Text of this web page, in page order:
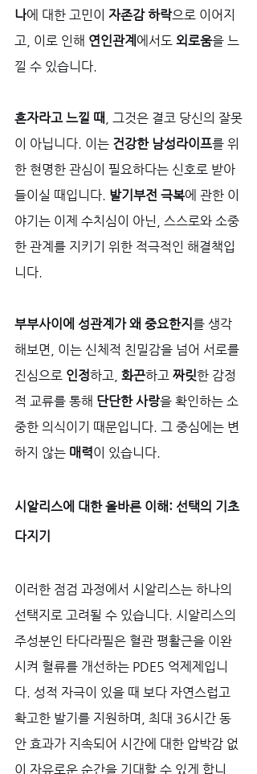
나에 대한 고민이 자존감 하락으로 이어지
고, 이로 인해 연인관계 에서도 외로움을 느
낄 수 있습니다.
혼자라고 느낄 때 , 그것은 결코 당신의 잘못
이 아닙니다. 이는 건강한 남성라이프를 위
한 현명한 관심이 필요하다는 신호로 받아
들이실 때입니다. 발기부전 극복에 관한 이
야기는 이제 수치심이 아닌, 스스로와 소중
한 관계를 지키기 위한 적극적인 해결책입
니다.
부부사이에 성관계가 왜 중요한지 를 생각
해보면, 이는 신체적 친밀감을 넘어 서로를
진심으로 인정하고, 화끈하고 짜릿한 감정
적 교류를 통해 단단한 사랑을 확인하는 소
중한 의식이기 때문입니다. 그 중심에는 변
하지 않는 매력이 있습니다.
시알리스에 대한 올바른 이해: 선택의 기초
다지기
이러한 점검 과정에서 시알리스는 하나의
선택지로 고려될 수 있습니다. 시알리스의
주성분인 타다라필은 혈관 평활근을 이완
시켜 혈류를 개선하는 PDE5 억제제입니
다. 성적 자극이 있을 때 보다 자연스럽고
확고한 발기를 지원하며, 최대 36시간 동
안 효과가 지속되어 시간에 대한 압박감 없
이 자유로운 순간을 기대할 수 있게 합니